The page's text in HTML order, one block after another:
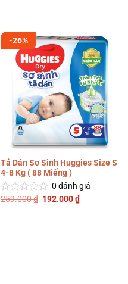
-26%
Tả Dán Sơ Sinh Huggies Size S
4-8 Kg ( 88 Miếng )
Được
0 đánh giá
259.000₫ Giá
192.000₫Giá
hiện